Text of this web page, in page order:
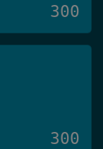
300
300